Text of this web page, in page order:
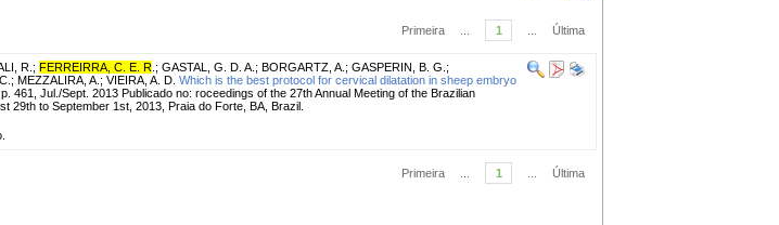
Primeira 1 Última
R. ; FERREIRRA, C. E. R ; GASTAL, G. D. A. ; BORGARTZ, A. ; GASPERIN, B. G. ;
; MEZZALIRA, A. ; VIEIRA, A. D. Which is the best protocol for cervical dilatation in sheep embryo
461, Jul./Sept. 2013 Publicado no: roceedings of the 27th Annual Meeting of the Brazilian
29th to September 1st, 2013, Praia do Forte, BA, Brazil.
Primeira 1 Última